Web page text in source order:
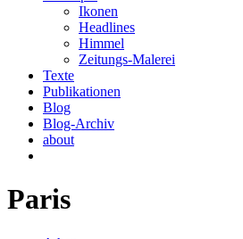
Ikonen
Headlines
Himmel
Zeitungs-Malerei
Texte
Publikationen
Blog
Blog-Archiv
about
Paris